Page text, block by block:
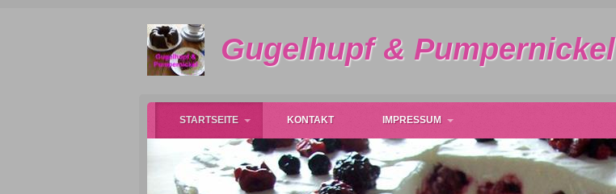
Gugelhupf & Pumpernickel
STARTSEITE KONTAKT IMPRESSUM